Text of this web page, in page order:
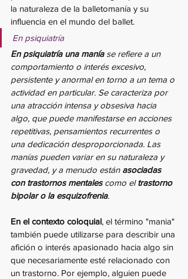
la naturaleza de la balletomanía y su
influencia en el mundo del ballet.
En psiquiatría
En psiquiatría una manía se refiere a un
comportamiento o interés excesivo,
persistente y anormal en torno a un tema o
actividad en particular. Se caracteriza por
una atracción intensa y obsesiva hacia
algo, que puede manifestarse en acciones
repetitivas, pensamientos recurrentes o
una dedicación desproporcionada. Las
manías pueden variar en su naturaleza y
gravedad, y a menudo están asociadas
con trastornos mentales como el trastorno
bipolar o la esquizofrenia.
En el contexto coloquial, el término "mania"
también puede utilizarse para describir una
afición o interés apasionado hacia algo sin
que necesariamente esté relacionado con
un trastorno. Por ejemplo, alguien puede